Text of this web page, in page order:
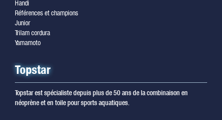
Handi
Références et champions
Junior
Trilam cordura
Yamamoto
Topstar
Topstar est spécialiste depuis plus de 50 ans de la combinaison en
néoprène et en toile pour sports aquatiques.